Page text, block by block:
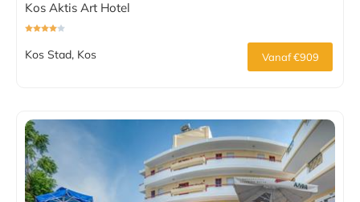
Kos Aktis Art Hotel
Kos Stad, Kos Vanaf €909